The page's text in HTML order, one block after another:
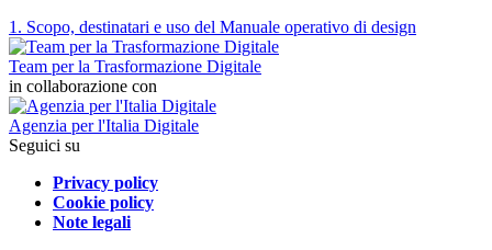
1. Scopo, destinatari e uso del Manuale operativo di design
Team per la Trasformazione Digitale
in collaborazione con
Agenzia per l'Italia Digitale
Seguici su
Privacy policy
Cookie policy
Note legali